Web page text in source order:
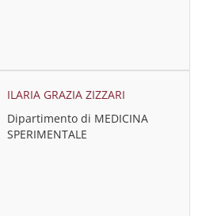
ILARIA GRAZIA ZIZZARI
Dipartimento di MEDICINA
SPERIMENTALE